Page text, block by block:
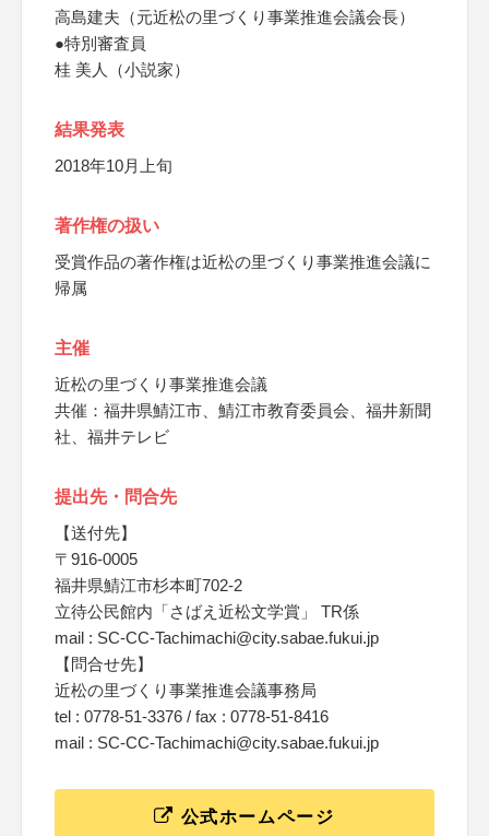
高島建夫（元近松の里づくり事業推進会議会長）
●特別審査員
桂 美人（小説家）
結果発表
2018年10月上旬
著作権の扱い
受賞作品の著作権は近松の里づくり事業推進会議に
帰属
主催
近松の里づくり事業推進会議
共催：福井県鯖江市、鯖江市教育委員会、福井新聞
社、福井テレビ
提出先・問合先
【送付先】
〒916-0005
福井県鯖江市杉本町702-2
立待公民館内「さばえ近松文学賞」 TR係
mail : SC-CC-Tachimachi@city.sabae.fukui.jp
【問合せ先】
近松の里づくり事業推進会議事務局
tel : 0778-51-3376 / fax : 0778-51-8416
mail : SC-CC-Tachimachi@city.sabae.fukui.jp
公式ホームページ